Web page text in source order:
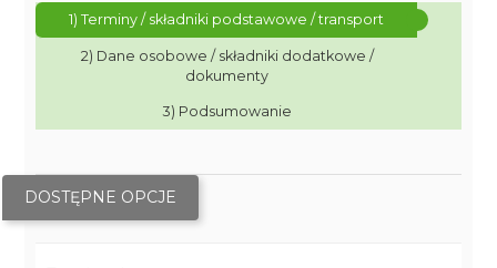
1) Terminy / składniki podstawowe / transport
2) Dane osobowe / składniki dodatkowe /
dokumenty
3) Podsumowanie
DOSTĘPNE OPCJE